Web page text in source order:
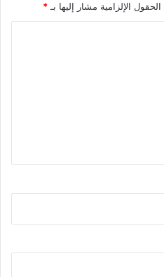
الحقول الإلزامية مشار إليها بـ*